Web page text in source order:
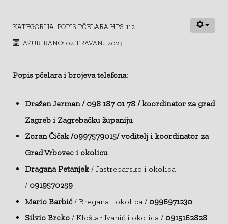
KATEGORIJA: POPIS PČELARA HPS-112
AŽURIRANO: 02 TRAVANJ 2023
Popis pčelara i brojeva telefona:
Dražen Jerman / 098 187 01 78 / koordinator za grad
Zagreb i Zagrebačku županiju
Zoran Čičak /0997579015/ voditelj i koordinator za
Grad Vrbovec i okolicu
Dragana Petanjek/ Jastrebarsko i okolica
/ 0919570259
Mario Barbić/ Bregana i okolica / 0996971230
Silvio Brcko / Kloštar Ivanić i okolica / 0915162828